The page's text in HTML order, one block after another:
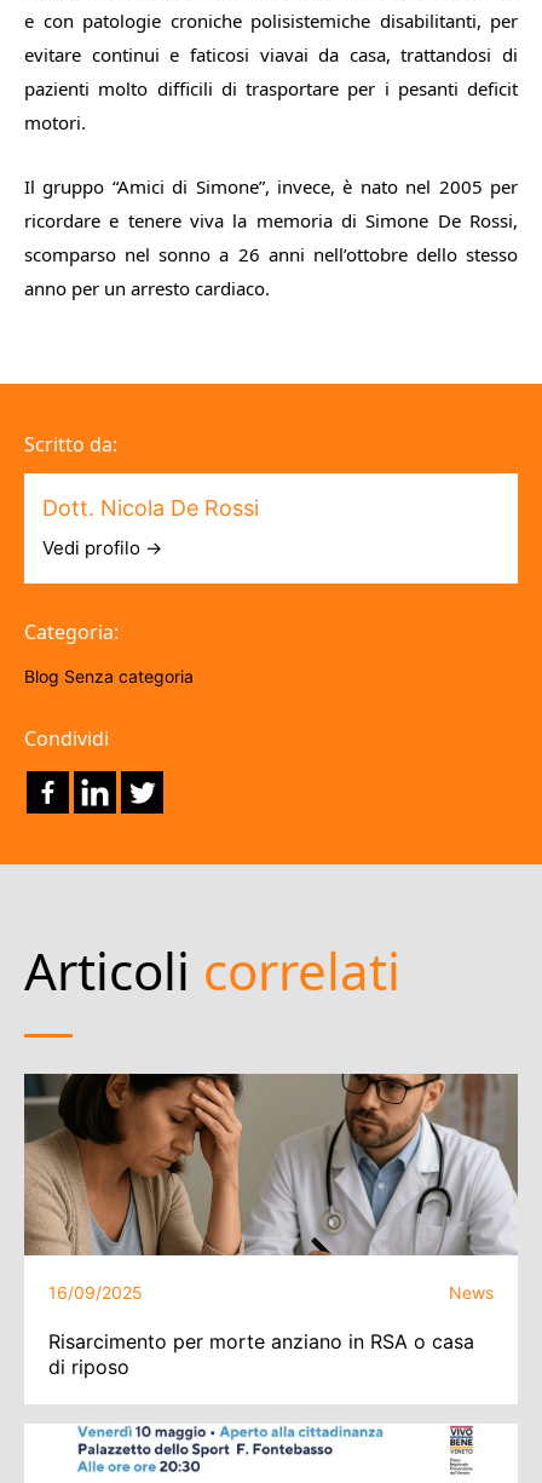
e con patologie croniche polisistemiche disabilitanti, per
evitare continui e faticosi viavai da casa, trattandosi di
pazienti molto difficili di trasportare per i pesanti deficit
motori.
Il gruppo “Amici di Simone”, invece, è nato nel 2005 per
ricordare e tenere viva la memoria di Simone De Rossi,
scomparso nel sonno a 26 anni nell’ottobre dello stesso
anno per un arresto cardiaco.
Scritto da:
Dott. Nicola De Rossi
Vedi profilo →
Categoria:
Blog Senza categoria
Condividi
Articoli correlati
16/09/2025 News
Risarcimento per morte anziano in RSA o casa
di riposo